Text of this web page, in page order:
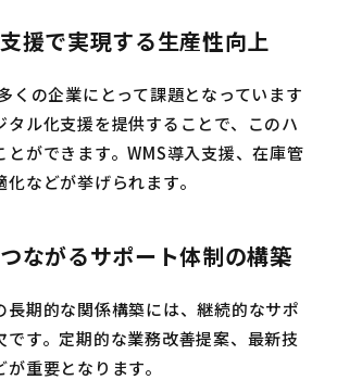
援で実現する生産性向上
くの企業にとって課題となっています
タル化支援を提供することで、このハ
とができます。WMS導入支援、在庫管
などが挙げられます。
ながるサポート体制の構築
長期的な関係構築には、継続的なサポ
です。定期的な業務改善提案、最新技
重要となります。